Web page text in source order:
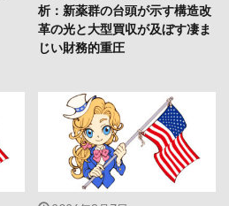
析：新薬群の台頭が示す構造改
革の光と大型買収が及ぼす凄ま
じい財務的重圧